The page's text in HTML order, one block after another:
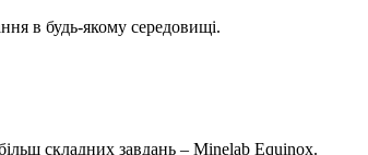
в будь-якому середовищі.
складних завдань – Minelab Equinox.